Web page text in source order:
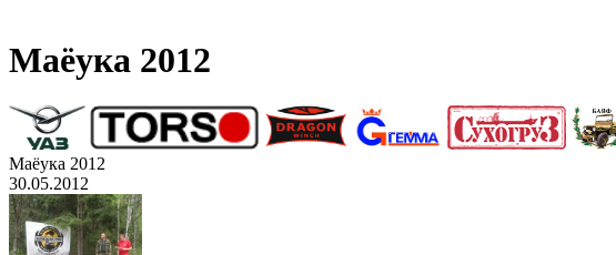
Маёука 2012
Маёука 2012
30.05.2012